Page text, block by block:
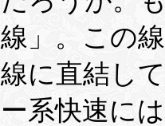
線」。この
線に直結し
ー系快速に